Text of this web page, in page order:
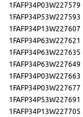
1FAFP34P03W227579
1FAFP34P53W227593
1FAFP34P13W227607
1FAFP34P63W227621
1FAFP34P63W227635
1FAFP34P63W227649
1FAFP34P03W227663
1FAFP34P03W227677
1FAFP34P53W227691
1FAFP34P13W227705